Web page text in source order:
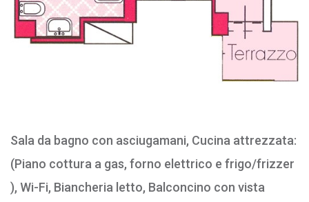
Sala da bagno con asciugamani, Cucina attrezzata:
(Piano cottura a gas, forno elettrico e frigo/frizzer
), Wi-Fi, Biancheria letto, Balconcino con vista